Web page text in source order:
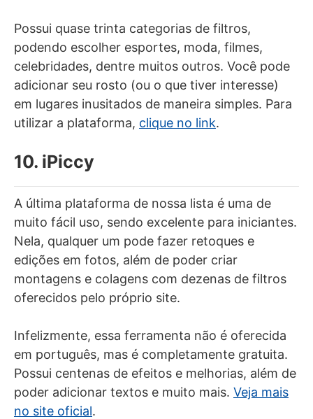
Possui quase trinta categorias de filtros,
podendo escolher esportes, moda, filmes,
celebridades, dentre muitos outros. Você pode
adicionar seu rosto (ou o que tiver interesse)
em lugares inusitados de maneira simples. Para
utilizar a plataforma, clique no link.
10. iPiccy
A última plataforma de nossa lista é uma de
muito fácil uso, sendo excelente para iniciantes.
Nela, qualquer um pode fazer retoques e
edições em fotos, além de poder criar
montagens e colagens com dezenas de filtros
oferecidos pelo próprio site.
Infelizmente, essa ferramenta não é oferecida
em português, mas é completamente gratuita.
Possui centenas de efeitos e melhorias, além de
poder adicionar textos e muito mais. Veja mais
no site oficial.